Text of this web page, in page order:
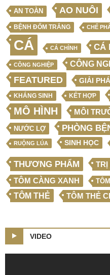
AN TOÀN AO NUÔI
BỆNH ĐỐM TRẮNG CHẾ
CÁ CÁ CHÌNH CÁ
CÔNG NGHIỆP CÔNG
FEATURED GIẢI
KHÁNG SINH KẾT HỢP
MÔ HÌNH MÔI
NƯỚC LỢ PHÒNG
RUỘNG LÚA SINH HỌC
THƯƠNG PHẨM TRỊ
TÔM CÀNG XANH
TÔM THẺ TÔM THẺ
VIDEO